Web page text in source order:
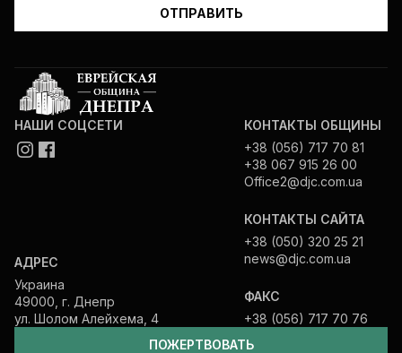
ПОЖЕРТВОВАТЬ
НАШИ СОЦСЕТИ
АДРЕС
Украина
49000, г. Днепр
ул. Шолом Алейхема, 4
КОНТАКТЫ ОБЩИНЫ
+38 (056) 717 70 81
+38 067 915 26 00
Office2@djc.com.ua
КОНТАКТЫ САЙТА
+38 (050) 320 25 21
news@djc.com.ua
ФАКС
+38 (056) 717 70 76